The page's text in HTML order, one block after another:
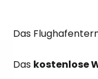
Das
Das kostenlose